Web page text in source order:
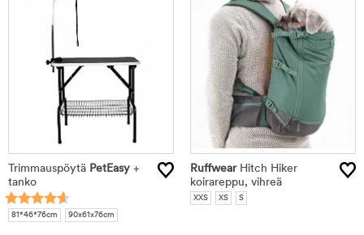
Trimmauspöytä PetEasy +
tanko
81*46*76cm 90x61x76cm
RuffwearHitch Hiker
koirareppu, vihreä
XXS XS S